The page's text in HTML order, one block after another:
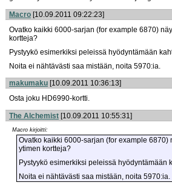
Macro [10.09.2011 09:22:23]
Ovatko kaikki 6000-sarjan (for example 6870)
kortteja?
Pystyykö esimerkiksi peleissä hyödyntämään
Noita ei nähtävästi saa mistään, noita 5970:ia.
makumaku [10.09.2011 10:36:13]
Osta joku HD6990-kortti.
The Alchemist [10.09.2011 10:55:31]
Macro kirjoitti:
Ovatko kaikki 6000-sarjan (for example 6870)
ytimen kortteja?
Pystyykö esimerkiksi peleissä hyödyntämään
Noita ei nähtävästi saa mistään, noita 5970:ia.